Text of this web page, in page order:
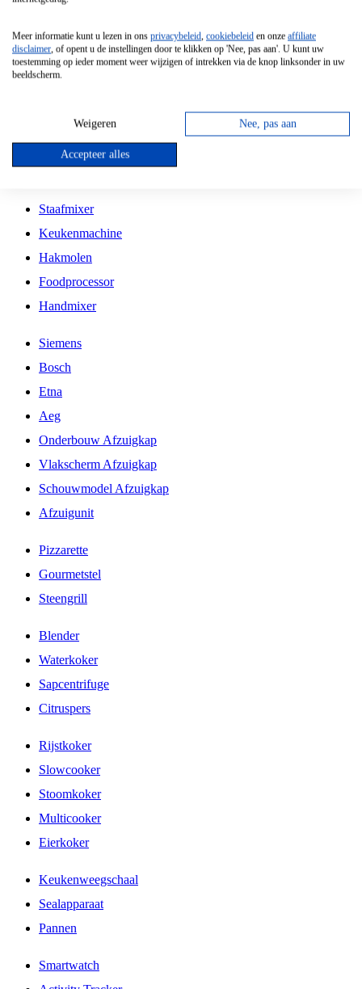
Vrijstaande Magnetron
Vrijstaande Kookplaat
Inbouw Gaskookplaat
Inbouw Keramische Kookplaat
Kookplaat Accessoires
Staafmixer
Keukenmachine
Hakmolen
Foodprocessor
Handmixer
Siemens
Bosch
Etna
Aeg
Onderbouw Afzuigkap
Vlakscherm Afzuigkap
Schouwmodel Afzuigkap
Afzuigunit
Pizzarette
Gourmetstel
Steengrill
Blender
Waterkoker
Sapcentrifuge
Citruspers
Rijstkoker
Slowcooker
Stoomkoker
Multicooker
Eierkoker
Keukenweegschaal
Sealapparaat
Pannen
Smartwatch
Meer informatie kunt u lezen in ons privacybeleid, cookiebeleid en onze affiliate
disclaimer, of opent u de instellingen door te klikken op 'Nee, pas aan'. U kunt uw
toestemming op ieder moment weer wijzigen of intrekken via de knop linksonder in uw
beeldscherm.
Weigeren Nee, pas aan
Accepteer alles